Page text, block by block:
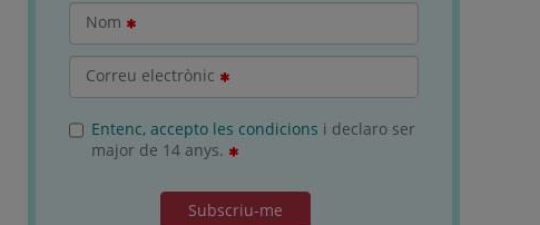
Nom
Correu electrònic
Entenc, accepto les condicions i declaro ser
major de 14 anys.
Subscriu-me